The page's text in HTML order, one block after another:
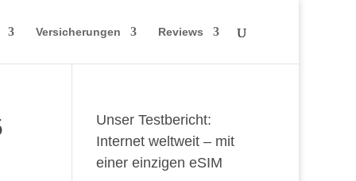
Versicherungen Reviews
Unser Testbericht:
Internet weltweit – mit
einer einzigen eSIM